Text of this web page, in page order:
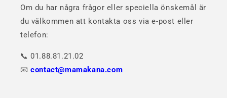
Om du har några frågor eller speciella önskemål är
du välkommen att kontakta oss via e-post eller
telefon:
📞 01.88.81.21.02
📧contact@mamakana.com